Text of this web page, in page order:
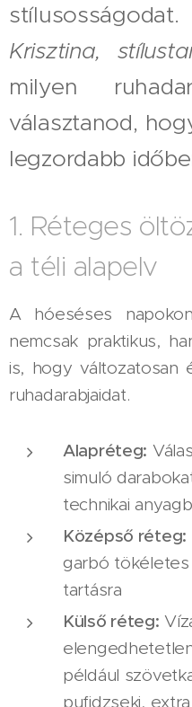
Krisztina,
milyen
választanod,
legzordabb
1. Réteges
a téli alapelv
A hóeséses
nemcsak praktikus,
is, hogy változatosan
ruhadarabjaidat.
Alapréteg:
simuló
technikai
Középső réteg:
garbó
tartásra
Külső réteg:
például
pufidzseki,